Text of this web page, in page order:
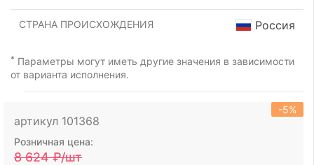
СТРАНА ПРОИСХОЖДЕНИЯ Россия
* Параметры могут иметь другие значения в зависимости
от варианта исполнения.
артикул 101368
-5%
Розничная цена:
8 624₽/шт